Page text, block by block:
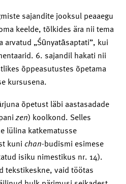
sajandite jooksul peaaegu
keelde, tõlkides ära nii tema
„Śūnyatāsaptati”, kui
6. sajandil hakati nii
õppeasutustes õpetama
kursusena.
õpetust läbi aastasadade
zen) koolkond. Selles
lülina katkematusse
kuni chan-budismi esimese
isiku nimestikus nr. 14).
tekstikeskne, vaid töötas